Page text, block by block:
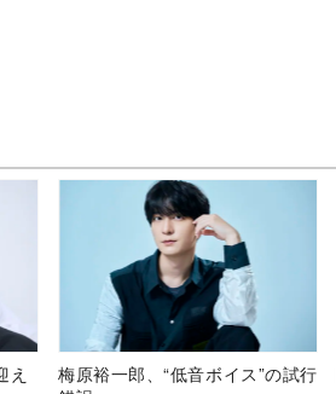
え
梅原裕一郎、“低音ボイス”の試行